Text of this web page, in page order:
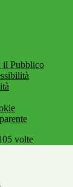
il Pubblico
volte